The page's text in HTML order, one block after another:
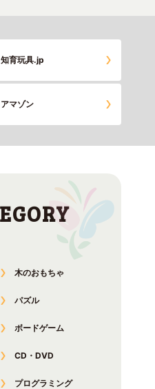
知育玩具.jp
アマゾン
木のおもちゃ
パズル
ボードゲーム
CD・DVD
プログラミング